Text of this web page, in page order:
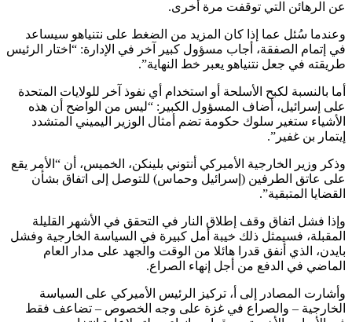
عن الرهائن التي توقفت مرة أخرى.
وعندما سُئل عما إذا كان المزيد من الضغط على نتنياهو سيساعد
في إتمام الصفقة، أجاب مسؤول كبير آخر في الإدارة: “اختار الرئيس
طريقته في جعل نتنياهو يعبر خط النهاية”.
أما بالنسبة لكبح الأسلحة أو استخدام أي نفوذ آخر للولايات المتحدة
على إسرائيل، أضاف المسؤول الكبير: “ليس من الواضح أن هذه
الأشياء ستغير سلوك حكومة تضم أمثال الوزير اليميني المتشدد
إيتمار بن غفير”.
وذكر وزير الخارجية الأميركي أنتوني بلينكن، الخميس، أن “الأمر يقع
على عاتق الطرفين (إسرائيل وحماس) للتوصل إلى اتفاق بشأن
القضايا المتبقية”.
وإذا فشل اتفاق وقف إطلاق النار في التحقق في الأشهر القليلة
المقبلة، فسيمثل ذلك خيبة أمل كبيرة في السياسة الخارجية وفشل
بايدن، الذي أنفق قدرا هائلا من الوقت والجهد على مدار العام
الماضي في الدفع من أجل إنهاء الصراع.
وأشارت المصادر إلى أ، تركيز الرئيس الأميركي على السياسة
الخارجية – والصراع في غزة على وجه الخصوص – تضاعف فقط